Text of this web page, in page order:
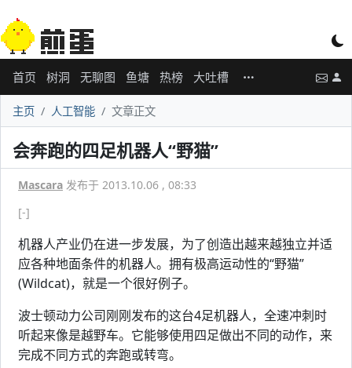
首页 树洞 无聊图 鱼塘 热榜 大吐槽
主页 人工智能 文章正文
会奔跑的四足机器人“野猫”
Mascara 发布于 2013.10.06 , 08:33
[-]
机器人产业仍在进一步发展，为了创造出越来越独立并适
应各种地面条件的机器人。拥有极高运动性的“野猫”
(Wildcat)，就是一个很好例子。
波士顿动力公司刚刚发布的这台4足机器人，全速冲刺时
听起来像是越野车。它能够使用四足做出不同的动作，来
完成不同方式的奔跑或转弯。